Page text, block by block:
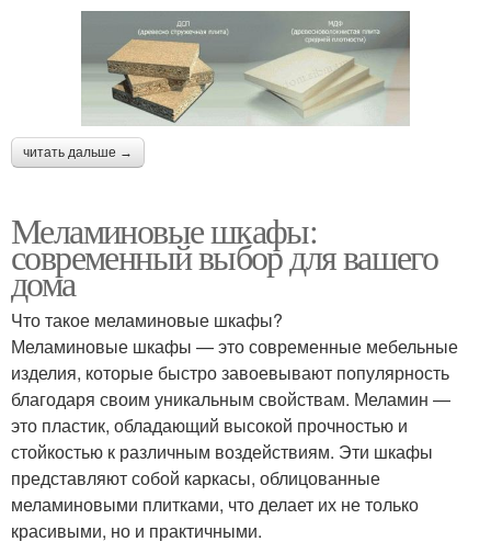
читать дальше →
Меламиновые шкафы:
современный выбор для вашего
дома
Что такое меламиновые шкафы?
Меламиновые шкафы — это современные мебельные
изделия, которые быстро завоевывают популярность
благодаря своим уникальным свойствам. Меламин —
это пластик, обладающий высокой прочностью и
стойкостью к различным воздействиям. Эти шкафы
представляют собой каркасы, облицованные
меламиновыми плитками, что делает их не только
красивыми, но и практичными.